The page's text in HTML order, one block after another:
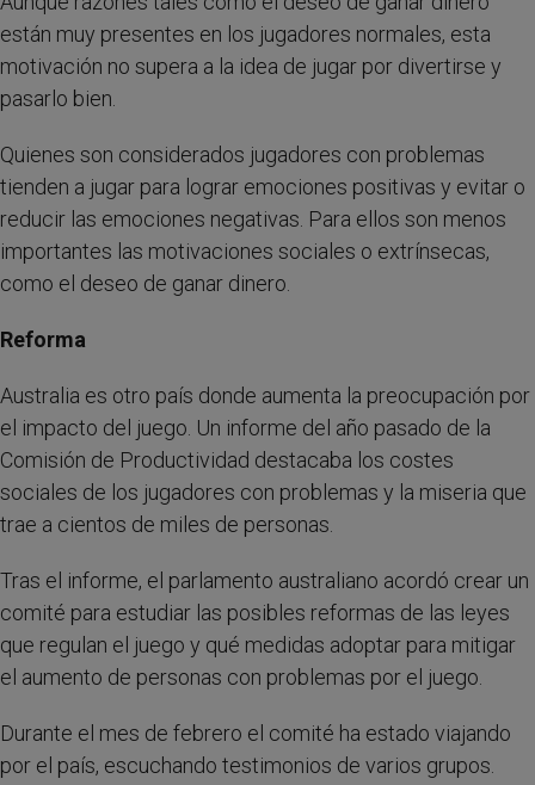
están muy presentes en los jugadores normales, esta
motivación no supera a la idea de jugar por divertirse y
pasarlo bien.
Quienes son considerados jugadores con problemas
tienden a jugar para lograr emociones positivas y evitar o
reducir las emociones negativas. Para ellos son menos
importantes las motivaciones sociales o extrínsecas,
como el deseo de ganar dinero.
Reforma
Australia es otro país donde aumenta la preocupación por
el impacto del juego. Un informe del año pasado de la
Comisión de Productividad destacaba los costes
sociales de los jugadores con problemas y la miseria que
trae a cientos de miles de personas.
Tras el informe, el parlamento australiano acordó crear un
comité para estudiar las posibles reformas de las leyes
que regulan el juego y qué medidas adoptar para mitigar
el aumento de personas con problemas por el juego.
Durante el mes de febrero el comité ha estado viajando
por el país, escuchando testimonios de varios grupos.